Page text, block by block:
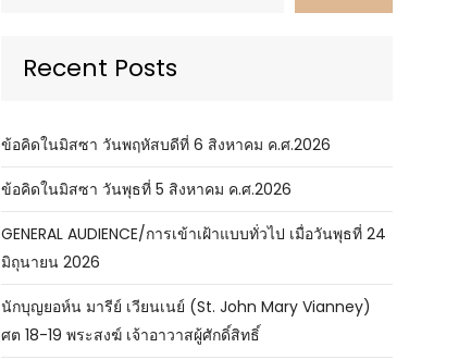
Recent Posts
ข้อคิดในมิสซา วันพฤหัสบดีที่ 6 สิงหาคม ค.ศ.2026
ข้อคิดในมิสซา วันพุธที่ 5 สิงหาคม ค.ศ.2026
GENERAL AUDIENCE/การเข้าเฝ้าแบบทั่วไป เมื่อวันพุธที่ 24
มิถุนายน 2026
นักบุญยอห์น มารีย์ เวียนเนย์ (St. John Mary Vianney)
ศต 18-19 พระสงฆ์ เจ้าอาวาสผู้ศักดิ์สิทธิ์